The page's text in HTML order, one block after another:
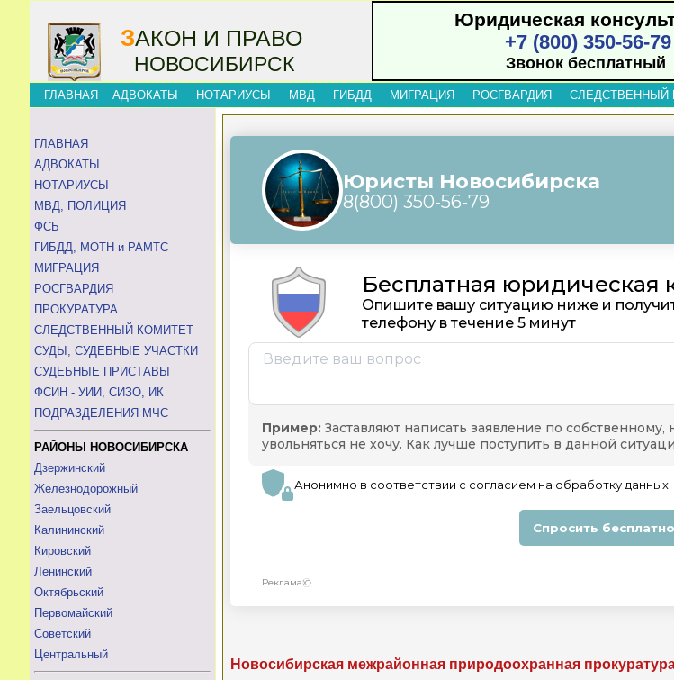
ЗАКОН И ПРАВО
НОВОСИБИРСК
Юридическая
+7 (800) 350-56-79
Звонок бесплатный
ГЛАВНАЯ АДВОКАТЫ НОТАРИУСЫ МВД ГИБДД МИГРАЦИЯ РОСГВАРДИЯ СЛЕДСТВЕННЫЙ
ГЛАВНАЯ
АДВОКАТЫ
НОТАРИУСЫ
МВД, ПОЛИЦИЯ
ФСБ
ГИБДД, МОТН и РАМТС
МИГРАЦИЯ
РОСГВАРДИЯ
ПРОКУРАТУРА
СЛЕДСТВЕННЫЙ КОМИТЕТ
СУДЫ, СУДЕБНЫЕ УЧАСТКИ
СУДЕБНЫЕ ПРИСТАВЫ
ФСИН - УИИ, СИЗО, ИК
ПОДРАЗДЕЛЕНИЯ МЧС
РАЙОНЫ НОВОСИБИРСКА
Дзержинский
Железнодорожный
Заельцовский
Калининский
Кировский
Ленинский
Октябрьский
Первомайский
Советский
Центральный
Новосибирская межрайонная природоохранная